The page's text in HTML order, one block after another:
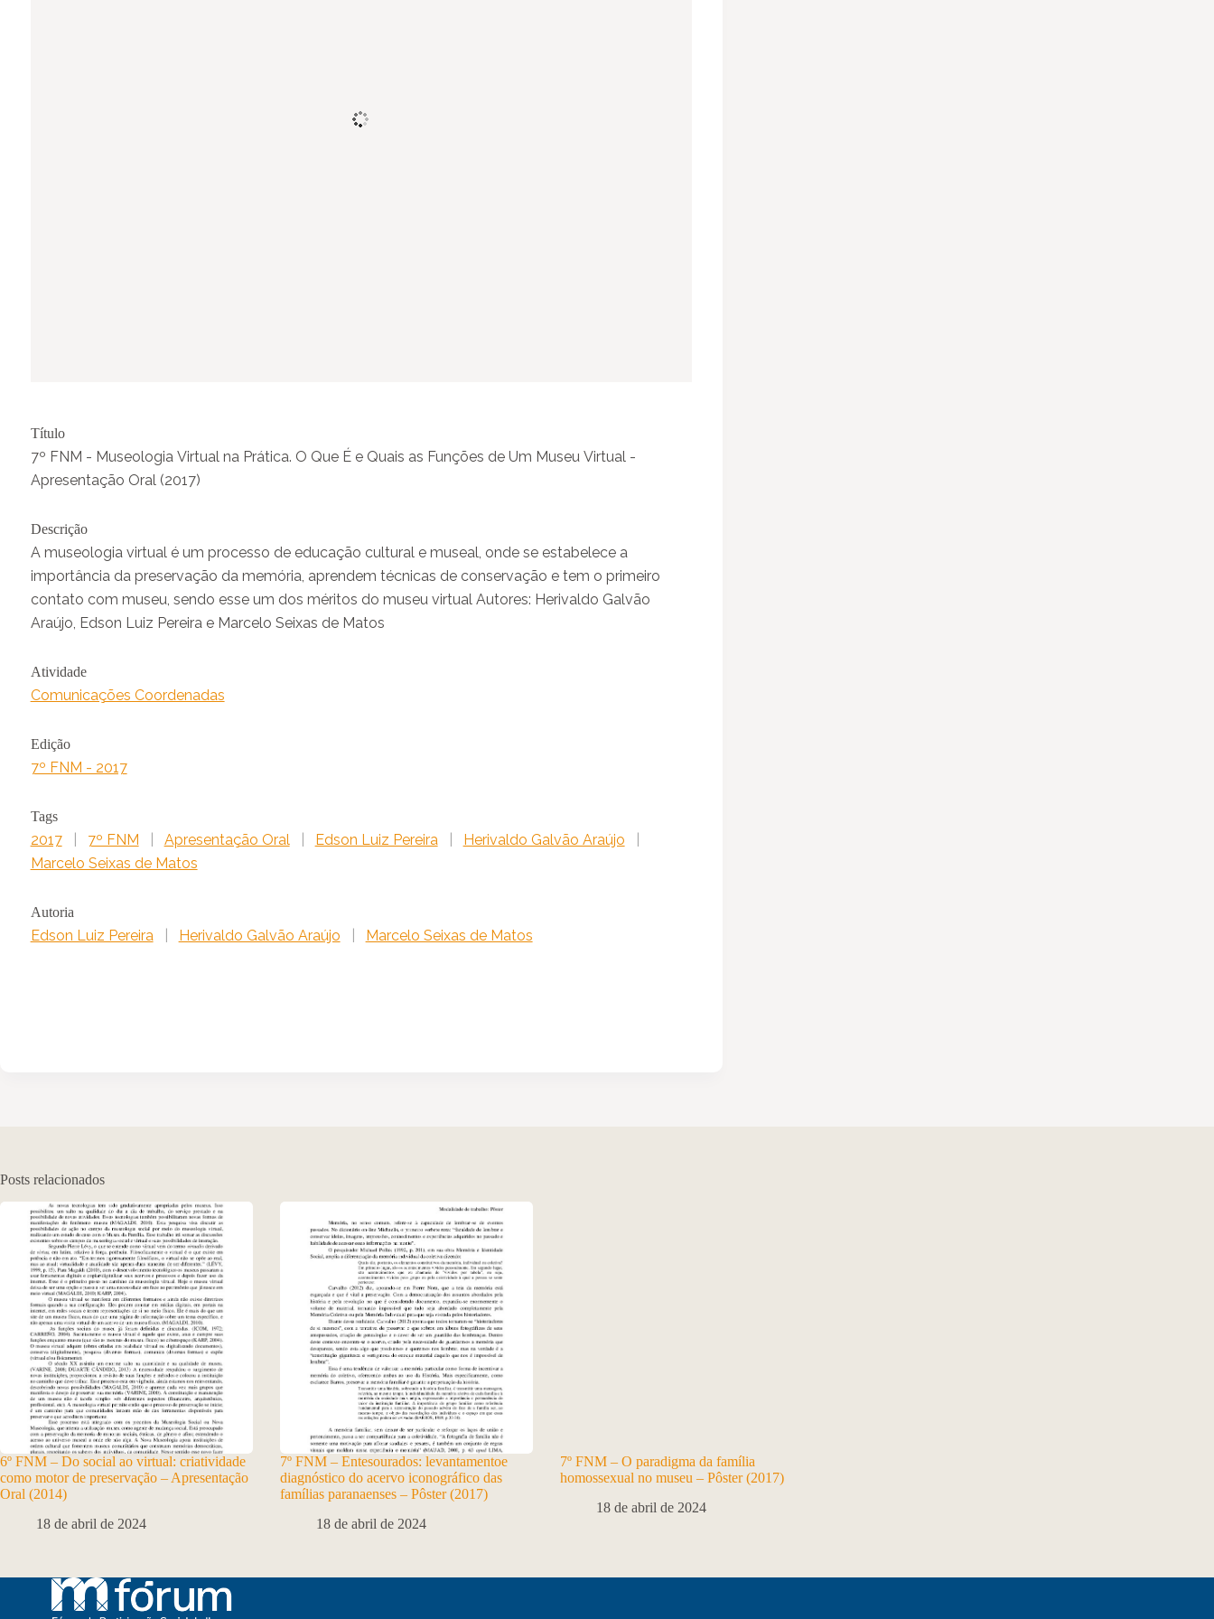
Título
7º FNM - Museologia Virtual na Prática. O Que É e Quais as Funções de Um Museu Virtual -
Apresentação Oral (2017)
Descrição
A museologia virtual é um processo de educação cultural e museal, onde se estabelece a
importância da preservação da memória, aprendem técnicas de conservação e tem o primeiro
contato com museu, sendo esse um dos méritos do museu virtual Autores: Herivaldo Galvão
Araújo, Edson Luiz Pereira e Marcelo Seixas de Matos
Atividade
Comunicações Coordenadas
Edição
7º FNM - 2017
Tags
2017 7º FNM Apresentação Oral Edson Luiz Pereira Herivaldo Galvão Araújo
Marcelo Seixas de Matos
Autoria
Edson Luiz Pereira Herivaldo Galvão Araújo Marcelo Seixas de Matos
Posts relacionados
6º FNM – Do social ao virtual: criatividade
como motor de preservação – Apresentação
Oral (2014)
18 de abril de 2024
7º FNM – Entesourados: levantamentoe
diagnóstico do acervo iconográfico das
famílias paranaenses – Pôster (2017)
18 de abril de 2024
7º FNM – O paradigma da família
homossexual no museu – Pôster (2017)
18 de abril de 2024